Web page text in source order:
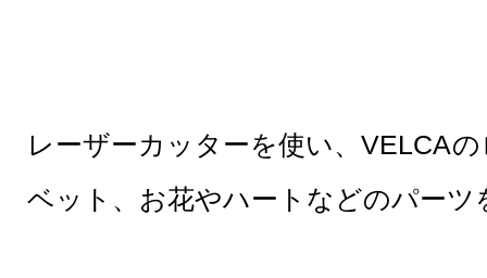
レーザーカッターを使い、VELCA
ベット、お花やハートなどのパーツ